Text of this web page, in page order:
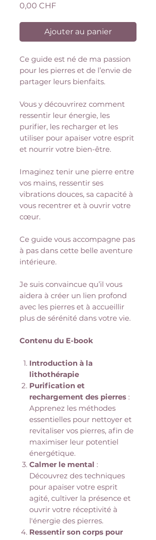
0,00 CHFPrix
Ajouter au panier
Ce guide est né de ma passion
pour les pierres et de l’envie de
partager leurs bienfaits.
Vous y découvrirez comment
ressentir leur énergie, les
purifier, les recharger et les
utiliser pour apaiser votre esprit
et nourrir votre bien-être.
Imaginez tenir une pierre entre
vos mains, ressentir ses
vibrations douces, sa capacité à
vous recentrer et à ouvrir votre
cœur.
Ce guide vous accompagne pas
à pas dans cette belle aventure
intérieure.
Je suis convaincue qu’il vous
aidera à créer un lien profond
avec les pierres et à accueillir
plus de sérénité dans votre vie.
Contenu du E-book
Introduction à la
lithothérapie
Purification et
rechargement des pierres :
Apprenez les méthodes
essentielles pour nettoyer et
revitaliser vos pierres, afin de
maximiser leur potentiel
énergétique.
Calmer le mental :
Découvrez des techniques
pour apaiser votre esprit
agité, cultiver la présence et
ouvrir votre réceptivité à
l'énergie des pierres.
Ressentir son corps pour